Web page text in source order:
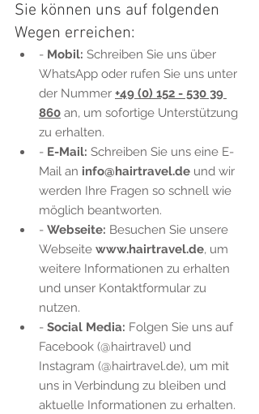
Sie können uns auf folgenden
Wegen erreichen:
- Mobil: Schreiben Sie uns über
WhatsApp oder rufen Sie uns unter
der Nummer +49 (0) 152 - 530 39
860 an, um sofortige Unterstützung
zu erhalten.
- E-Mail: Schreiben Sie uns eine E-
Mail an info@hairtravel.de und wir
werden Ihre Fragen so schnell wie
möglich beantworten.
- Webseite: Besuchen Sie unsere
Webseite www.hairtravel.de, um
weitere Informationen zu erhalten
und unser Kontaktformular zu
nutzen.
- Social Media: Folgen Sie uns auf
Facebook (@hairtravel) und
Instagram (@hairtravel.de), um mit
uns in Verbindung zu bleiben und
aktuelle Informationen zu erhalten.